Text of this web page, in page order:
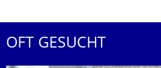
OFT GESUCHT